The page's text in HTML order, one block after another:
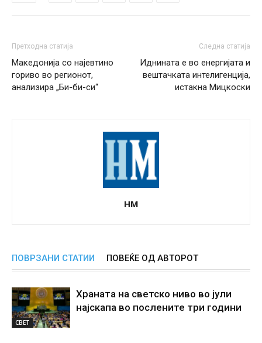
Претходна статија
Македонија со најевтино
гориво во регионот,
анализира „Би-би-си“
Следна статија
Иднината е во енергијата и
вештачката интелигенција,
истакна Мицкоски
НМ
ПОВРЗАНИ СТАТИИ ПОВЕЌЕ ОД АВТОРОТ
СВЕТ
Храната на светско ниво во јули
најскапа во послените три години